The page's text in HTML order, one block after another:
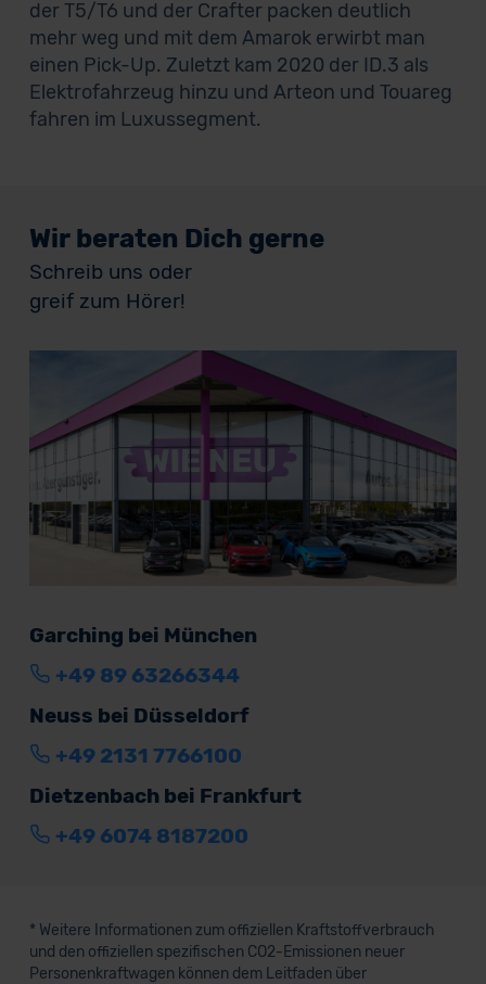
der T5/T6 und der Crafter packen deutlich
mehr weg und mit dem Amarok erwirbt man
einen Pick-Up. Zuletzt kam 2020 der ID.3 als
Elektrofahrzeug hinzu und Arteon und Touareg
fahren im Luxussegment.
Wir beraten Dich gerne
Schreib uns oder
greif zum Hörer!
Garching bei München
+49 89 63266344
Neuss bei Düsseldorf
+49 2131 7766100
Dietzenbach bei Frankfurt
+49 6074 8187200
* Weitere Informationen zum offiziellen Kraftstoffverbrauch
und den offiziellen spezifischen CO2-Emissionen neuer
Personenkraftwagen können dem Leitfaden über